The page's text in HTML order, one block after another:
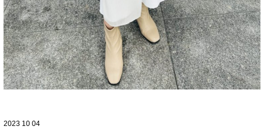
2023 10 04